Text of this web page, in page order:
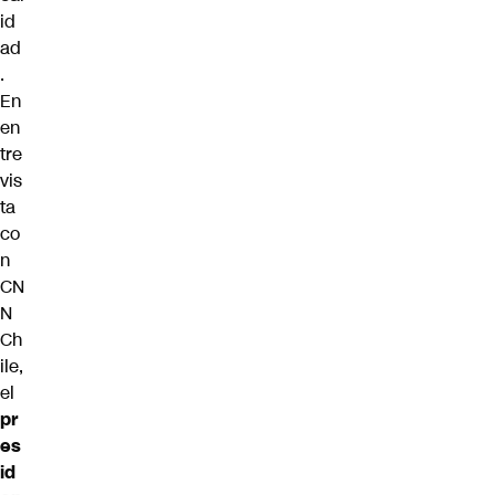
id
ad
.
En
en
tre
vis
ta
co
n
CN
N
Ch
ile,
el
pr
es
id